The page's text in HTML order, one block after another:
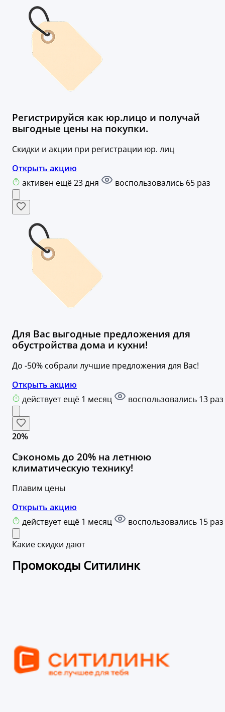
Регистрируйся как юр.лицо и получай
выгодные цены на покупки.
Скидки и акции при регистрации юр. лиц
Открыть акцию
активен ещё 23 дня
воспользовались 65 раз
Для Вас выгодные предложения для
обустройства дома и кухни!
До -50% собрали лучшие предложения для Вас!
Открыть акцию
действует ещё 1 месяц
воспользовались 13 раз
20%
Сэкономь до 20% на летнюю
климатическую технику!
Плавим цены
Открыть акцию
действует ещё 1 месяц
воспользовались 15 раз
Какие скидки дают
Промокоды Ситилинк